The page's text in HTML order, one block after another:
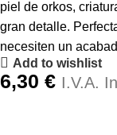
piel de orkos,
gran detalle.
necesiten un
Add to wishlist
6,30 € I.V.A.